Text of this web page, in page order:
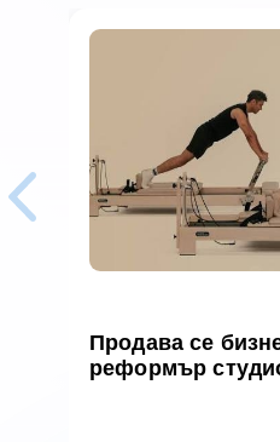
Продава се
реформър